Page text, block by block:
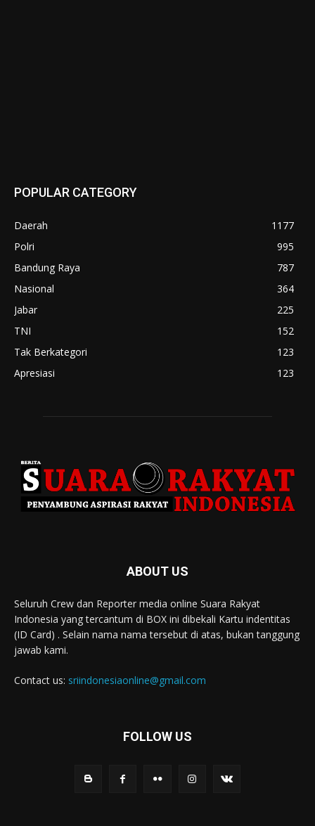
POPULAR CATEGORY
Daerah
1177
Polri
995
Bandung Raya
787
Nasional
364
Jabar
225
TNI
152
Tak Berkategori
123
Apresiasi
123
ABOUT US
Seluruh Crew dan Reporter media online Suara Rakyat
Indonesia yang tercantum di BOX ini dibekali Kartu indentitas
(ID Card) . Selain nama nama tersebut di atas, bukan tanggung
jawab kami.
Contact us: sriindonesiaonline@gmail.com
FOLLOW US